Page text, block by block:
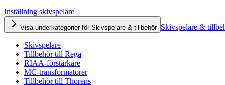
Inställning skivspelare
Visa underkategorier för Skivspelare & tillbehör Skivspelare &
Skivspelare
Tillbehör till Rega
RIAA-förstärkare
MC-transformatorer
Tillbehör till Thorens